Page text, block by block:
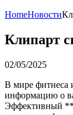
HomeНовости
Клипарт
02/05/2025
В мире фитнеса
информацию о
Эффективный